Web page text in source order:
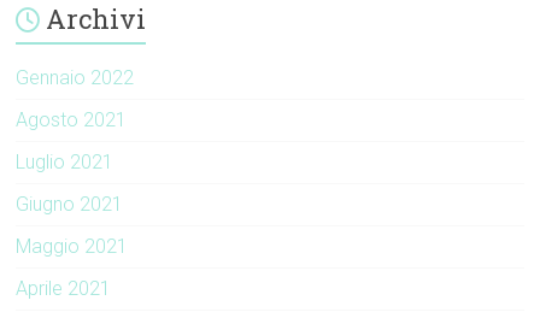
Archivi
Gennaio 2022
Agosto 2021
Luglio 2021
Giugno 2021
Maggio 2021
Aprile 2021